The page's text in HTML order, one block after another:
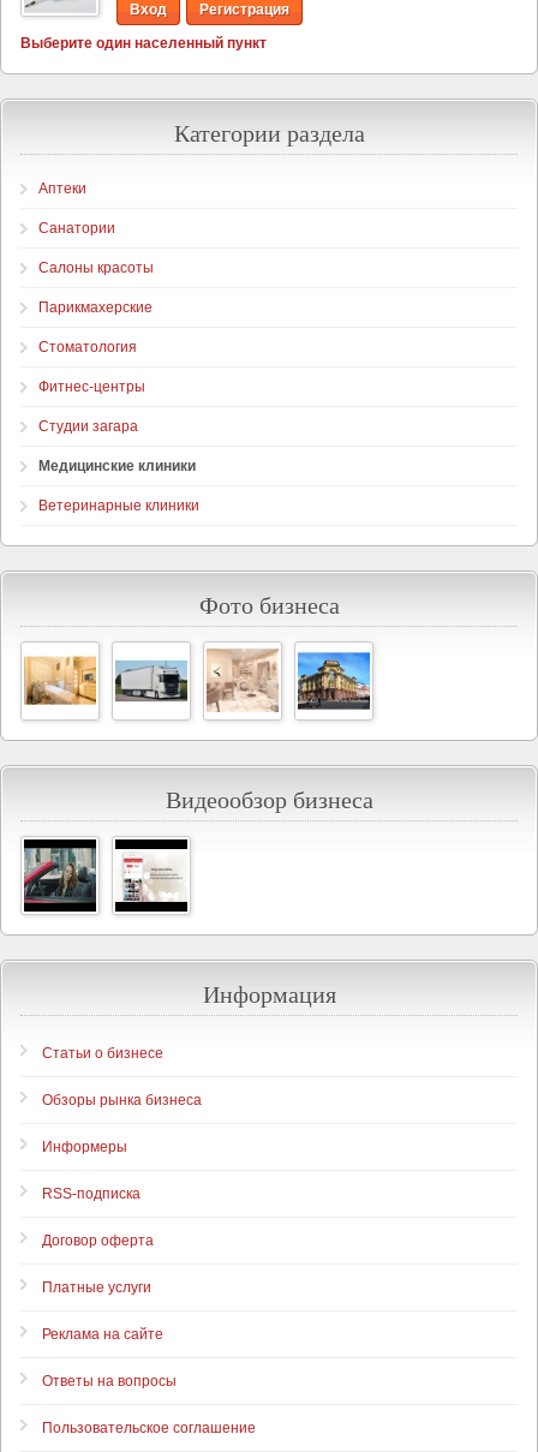
Вход
Регистрация
Выберите один населенный пункт
Категории раздела
Аптеки
Санатории
Салоны красоты
Парикмахерские
Стоматология
Фитнес-центры
Студии загара
Медицинские клиники
Ветеринарные клиники
Фото бизнеса
Видеообзор бизнеса
Информация
Статьи о бизнесе
Обзоры рынка бизнеса
Информеры
RSS-подписка
Договор оферта
Платные услуги
Реклама на сайте
Ответы на вопросы
Пользовательское соглашение